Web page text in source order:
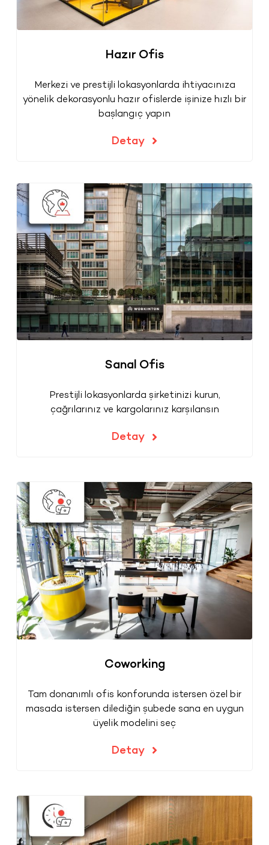
Hazır Ofis
Merkezi ve prestijli lokasyonlarda ihtiyacınıza
yönelik dekorasyonlu hazır ofislerde işinize hızlı bir
başlangıç yapın
Detay
Sanal Ofis
Prestijli lokasyonlarda şirketinizi kurun,
çağrılarınız ve kargolarınız karşılansın
Detay
Coworking
Tam donanımlı ofis konforunda istersen özel bir
masada istersen dilediğin şubede sana en uygun
üyelik modelini seç
Detay